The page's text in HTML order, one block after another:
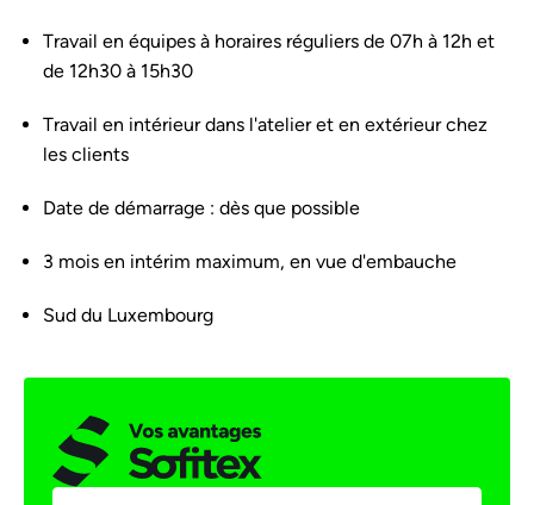
Travail en équipes à horaires réguliers de 07h à 12h et
de 12h30 à 15h30
Travail en intérieur dans l'atelier et en extérieur chez
les clients
Date de démarrage : dès que possible
3 mois en intérim maximum, en vue d'embauche
Sud du Luxembourg